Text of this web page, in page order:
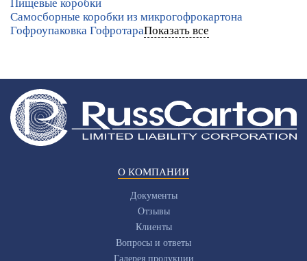
Пищевые коробки
Самосборные коробки из микрогофрокартона
Гофроупаковка ГофротараПоказать все
О КОМПАНИИ
Документы
Отзывы
Клиенты
Вопросы и ответы
Галерея продукции